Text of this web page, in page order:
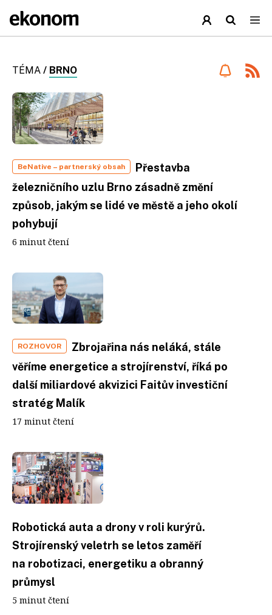
TÉMA / BRNO
BeNative – partnerský obsah
Přestavba
železničního uzlu Brno zásadně změní
způsob, jakým se lidé ve městě a jeho okolí
pohybují
6 minut čtení
ROZHOVOR
Zbrojařina nás neláká, stále
věříme energetice a strojírenství, říká po
další miliardové akvizici Faitův investiční
stratég Malík
17 minut čtení
Robotická auta a drony v roli kurýrů.
Strojírenský veletrh se letos zaměří
na robotizaci, energetiku a obranný
průmysl
5 minut čtení